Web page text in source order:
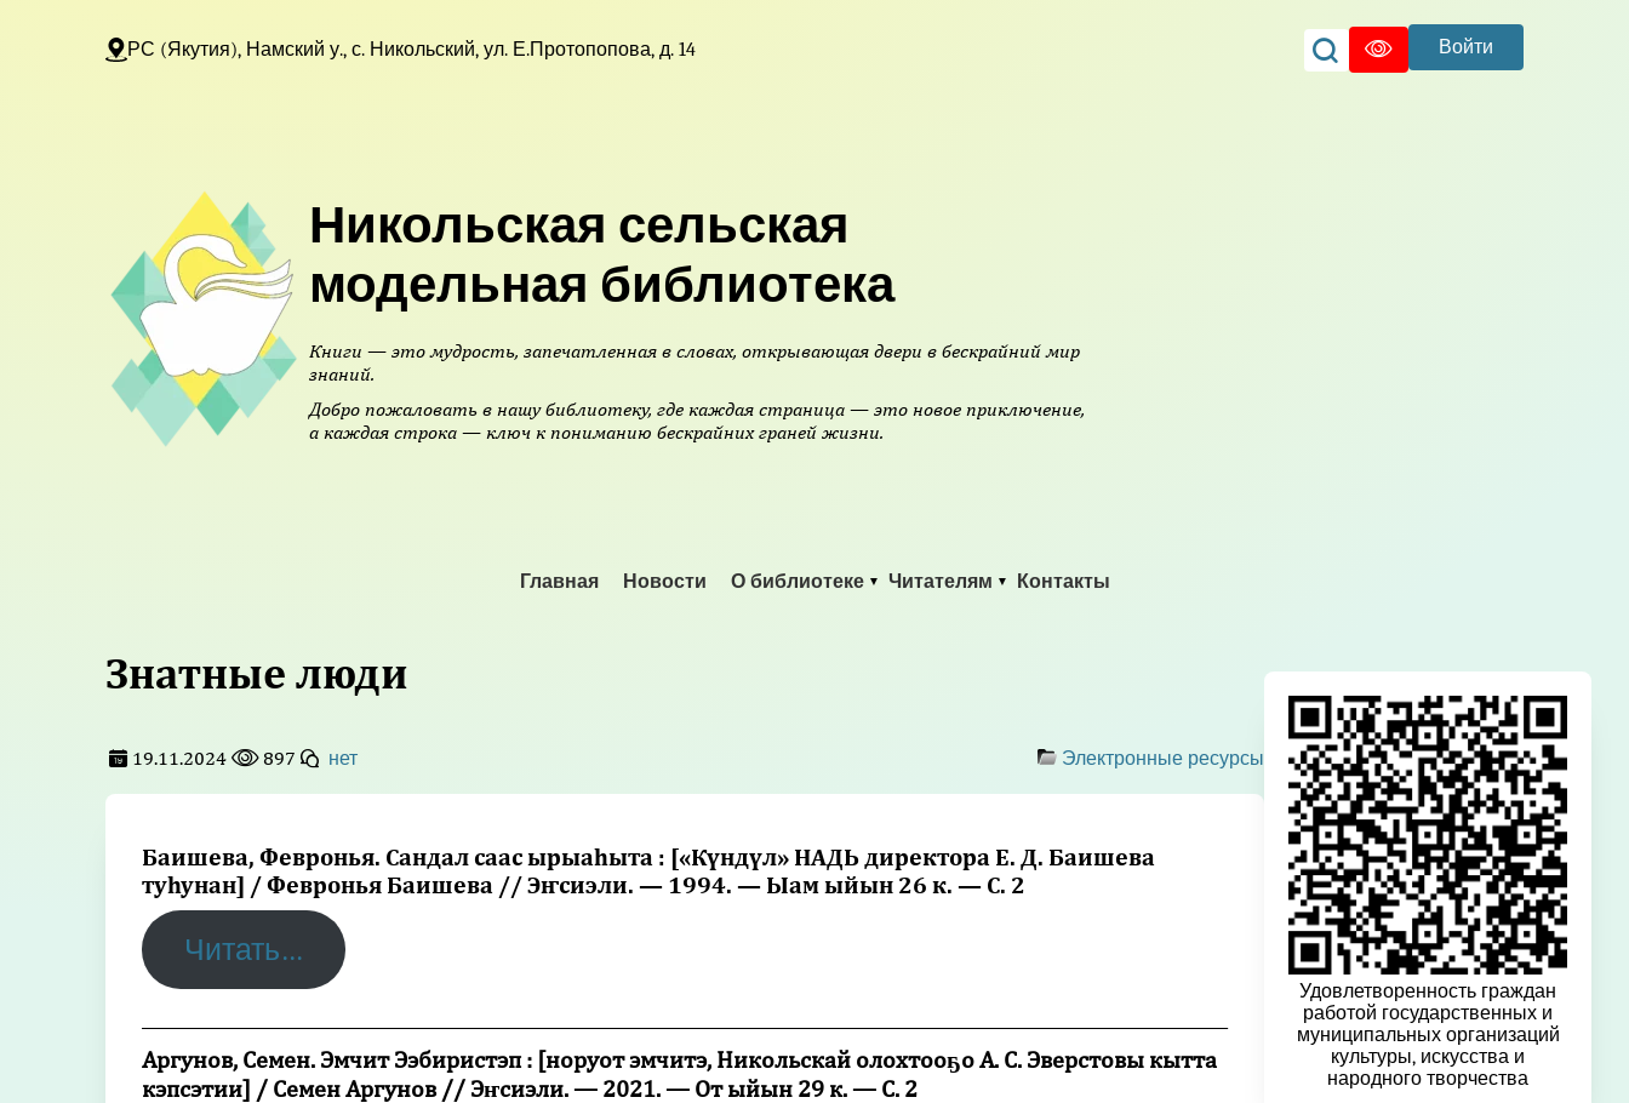
РС (Якутия), Намский у., с. Никольский, ул. Е.Протопопова, д. 14 Войти
Никольская сельская
модельная библиотека
Книги — это мудрость, запечатленная в словах, открывающая двери в бескрайний мир
знаний.
Добро пожаловать в нашу библиотеку, где каждая страница — это новое приключение,
а каждая строка — ключ к пониманию бескрайних граней жизни.
Главная Новости О библиотеке Читателям Контакты
Знатные люди
19.11.2024 897 нет Электронные ресурсы
Баишева, Февронья. Сандал саас ырыаһыта : [«Күндүл» НАДЬ директора Е. Д. Баишева
туһунан] / Февронья Баишева // Эҥсиэли. — 1994. — Ыам ыйын 26 к. — С. 2
Читать…
Аргунов, Семен. Эмчит Ээбиристэп : [норуот эмчитэ, Никольскай олохтооҕо А. С. Эверстовы кытта
кэпсэтии] / Семен Аргунов // Эҥсиэли. — 2021. — От ыйын 29 к. — С. 2
Удовлетворенность граждан
работой государственных и
муниципальных организаций
культуры, искусства и
народного творчества